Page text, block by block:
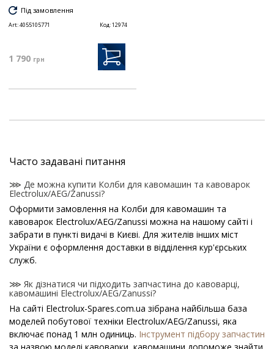
Під замовлення
Art:4055105771 Код:12974
1 790 грн
Часто задавані питання
⋙ Де можна купити Колби для кавомашин та кавоварок
Electrolux/AEG/Zanussi?
Оформити замовлення на Колби для кавомашин та
кавоварок Electrolux/AEG/Zanussi можна на нашому сайті і
забрати в пункті видачі в Києві. Для жителів інших міст
України є оформлення доставки в відділення кур'єрських
служб.
⋙ Як дізнатися чи підходить запчастина до кавоварці,
кавомашині Electrolux/AEG/Zanussi?
На сайті Electrolux-Spares.com.ua зібрана найбільша база
моделей побутової техніки Electrolux/AEG/Zanussi, яка
включає понад 1 млн одиниць. Інструмент підбору запчастин